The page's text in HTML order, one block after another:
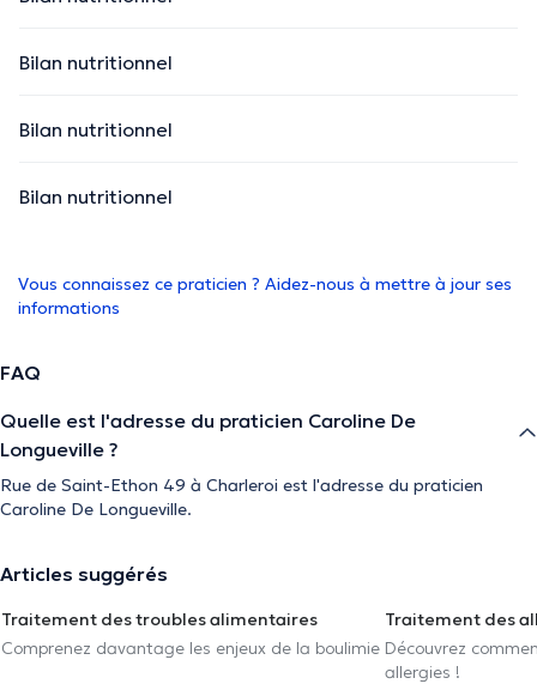
Bilan nutritionnel
Bilan nutritionnel
Bilan nutritionnel
Vous connaissez ce praticien ? Aidez-nous à mettre à jour ses
informations
FAQ
Quelle est l'adresse du praticien Caroline De
Longueville ?
Rue de Saint-Ethon 49 à Charleroi est l'adresse du praticien
Caroline De Longueville.
Articles suggérés
Traitement des troubles alimentaires
Comprenez davantage les enjeux de la boulimie
Traitement des
Découvrez
allergies !